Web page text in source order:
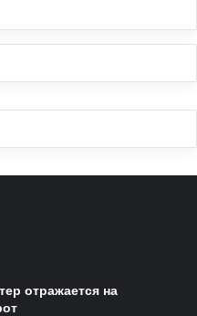
отражается на